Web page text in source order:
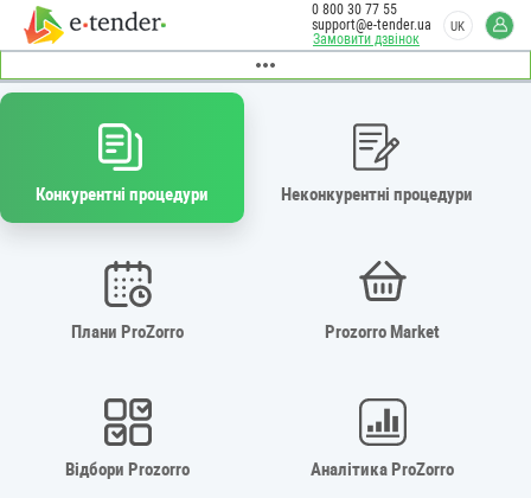
Замовити дзвінок
0 800 30 77 55
support@e-tender.ua
UK
Конкурентні процедури Неконкурентні процедури
Плани ProZorro Prozorro Market
Відбори Prozorro Аналітика ProZorro